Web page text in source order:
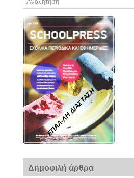
ΕΠΑΛ-ΛΗ ΔΙΑΣΤΑΣΗ
Δημοφιλή άρθρα